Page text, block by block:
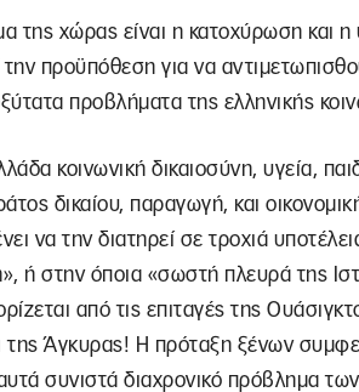
της χώρας είναι η κατοχύρωση και
την προϋπόθεση για να
προβλήματα της ελληνικής
κοινωνική δικαιοσύνη, υγεία,
δικαίου, παραγωγή, και
να την διατηρεί σε τροχιά
ή στην όποια «σωστή πλευρά της
από τις επιταγές της
της Άγκυρας! Η πρόταξη ξένων
συνιστά διαχρονικό πρόβλημα